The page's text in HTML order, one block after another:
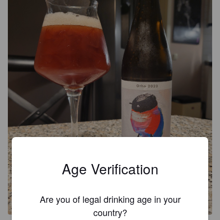
Age Verification
Are you of legal drinking age in your
country?